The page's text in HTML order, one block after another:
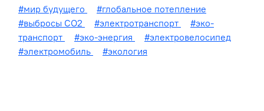
#мир будущего
#глобальное потепление
#выбросы CO2
#электротранспорт
#эко-
транспорт
#эко-энергия
#электровелосипед
#электромобиль
#экология